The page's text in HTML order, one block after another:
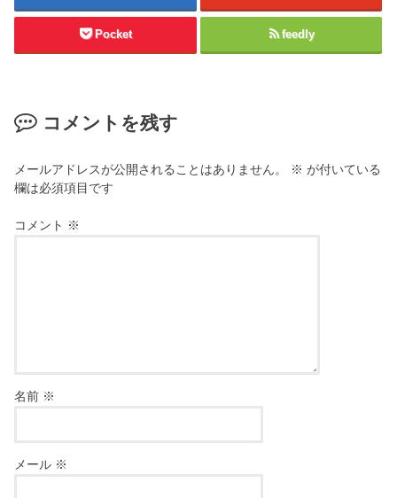
Pocket feedly
コメントを残す
メールアドレスが公開されることはありません。 ※ が付いている
欄は必須項目です
コメント ※
名前 ※
メール ※